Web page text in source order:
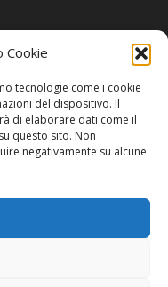
Cookie
tecnologie come i cookie
del dispositivo. Il
di elaborare dati come il
questo sito. Non
negativamente su alcune